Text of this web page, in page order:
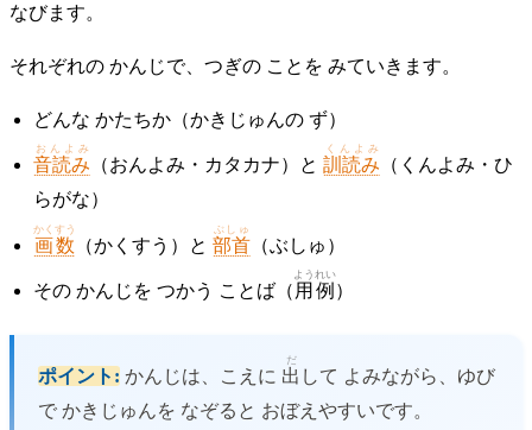
なびます。
それぞれの かんじで、つぎの ことを みていきます。
どんな かたちか（かきじゅんの ず）
音読み
おんよみ
（おんよみ・カタカナ）と 訓読み
くんよみ
（くんよみ・ひ
らがな）
画数
かくすう
（かくすう）と 部首
ぶしゅ
（ぶしゅ）
その かんじを つかう ことば（ 用例
ようれい
）
ポイント: かんじは、こえに 出
だ
して よみながら、ゆび
で かきじゅんを なぞると おぼえやすいです。